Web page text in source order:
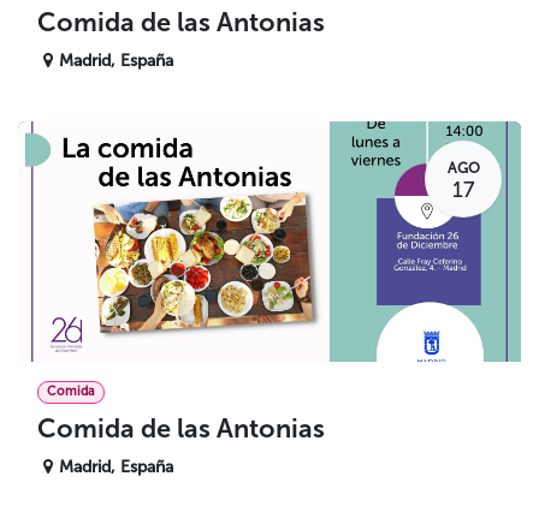
Comida de las Antonias
Madrid, España
AGO
17
Comida
Comida de las Antonias
Madrid, España